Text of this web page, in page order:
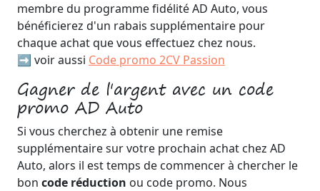
membre du programme fidélité AD Auto, vous
bénéficierez d'un rabais supplémentaire pour
chaque achat que vous effectuez chez nous.
➡️ voir aussi Code promo 2CV Passion
Gagner de l'argent avec un code
promo AD Auto
Si vous cherchez à obtenir une remise
supplémentaire sur votre prochain achat chez AD
Auto, alors il est temps de commencer à chercher le
bon code réduction ou code promo. Nous